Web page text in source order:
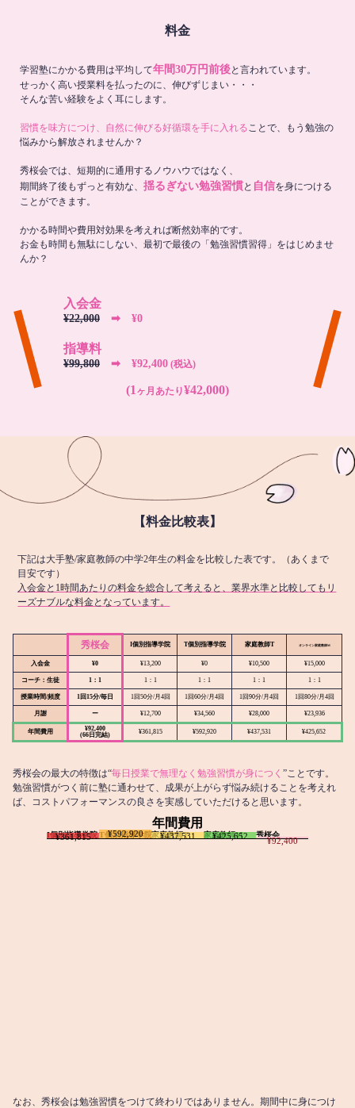
料金
学習塾にかかる費用は平均して年間30万円前後と言われています。
せっかく高い授業料を払ったのに、伸びずじまい・・・
そんな苦い経験をよく耳にします。
習慣を味方につけ、自然に伸びる好循環を手に入れる ことで、もう勉強の
悩みから解放されませんか？
秀桜会では、短期的に通用するノウハウではなく、
期間終了後もずっと有効な、 揺るぎない勉強習慣と 自信を身につける
ことができます。
かかる時間や費用対効果を考えれば断然効率的です。
お金も時間も無駄にしない、最初で最後の「勉強習慣習得」をはじめませ
んか？
入会金
¥22,000 ➡︎ ¥0
指導料
¥99,800 ➡︎ ¥92,400 (税込)
(1 ヶ月あたり¥42,000)
【料金比較表】
下記は大手塾/家庭教師の中学2年生の料金を比較した表です。（あくまで
目安です）
入会金と1時間あたりの料金を総合して考えると、業界水準と比較してもリ
ーズナブルな料金となっています。
秀桜会 I個別指導学院 T個別指導学院 家庭教師T オンライン家庭教師M
入会金 ¥0 ¥13,200 ¥0 ¥10,500 ¥15,000
コーチ：生徒 1：1 1：1 1：1 1：1 1：1
授業時間/頻度 1回15分/毎日 1回50分/月4回 1回60分/月4回 1回90分/月4回 1回80分/月4回
月謝 ー ¥12,700 ¥34,560 ¥28,000 ¥23,936
年間費用
¥92,400
(66日完結)
¥361,815 ¥592,920 ¥437,531 ¥425,652
秀桜会の最大の特徴は“毎日授業で無理なく勉強習慣が身につく ”ことです。
勉強習慣がつく前に塾に通わせて、成果が上がらず悩み続けることを考えれ
ば、コストパフォーマンスの良さを実感していただけると思います。
年間費用
I個別指導学院
¥361,815 T個別指導学院
¥592,920 家庭教師T
¥437,531 家庭教師M
¥425,652 秀桜会
¥92,400
なお、秀桜会は勉強習慣をつけて終わりではありません。期間中に身につけ